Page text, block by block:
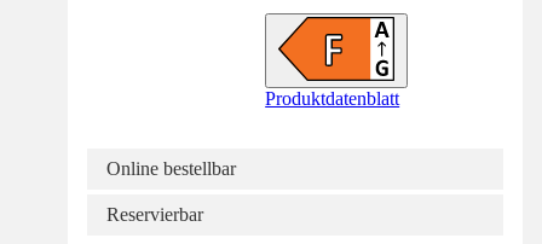
Produktdatenblatt
Online bestellbar
Reservierbar